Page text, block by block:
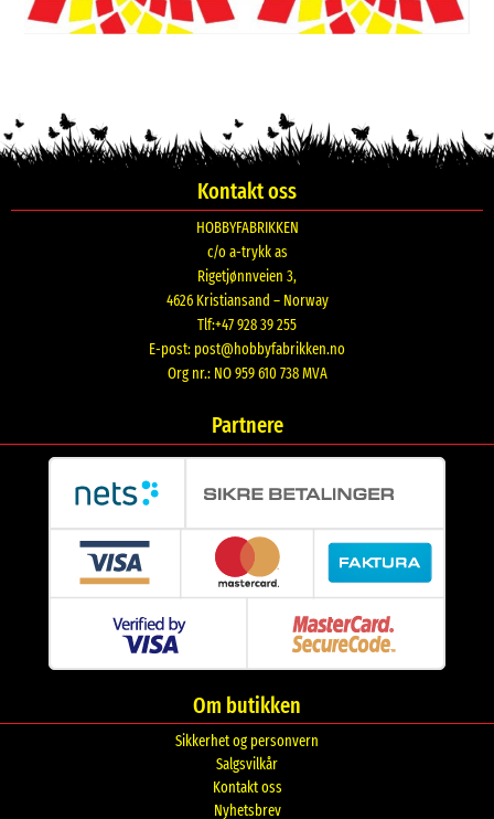
Kontakt oss
HOBBYFABRIKKEN
c/o a-trykk as
Rigetjønnveien 3,
4626 Kristiansand – Norway
Tlf:+47 928 39 255
E-post: post@hobbyfabrikken.no
Org nr.: NO 959 610 738 MVA
Partnere
Om butikken
Sikkerhet og personvern
Salgsvilkår
Kontakt oss
Nyhetsbrev